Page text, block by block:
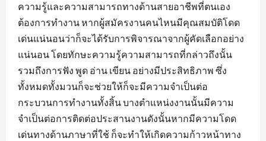
ความรู้และความสามารถทางด้านสายอาชีพที่ตนเอง
ต้องการทำงาน หากผู้สมัครงานคนไหนมีคุณสมบัติโดด
เด่นแน่นอนว่าก็จะได้รับการพิจารณาจากผู้คัดเลือกอย่าง
แน่นอน โดยทักษะความรู้ความสามารถที่กล่าวถึงนั้น
รวมถึงการฟัง พูด อ่าน เขียน อย่างมีประสิทธิภาพ ซึ่ง
ทั้งหมดทั้งมวนก็จะช่วยให้ก็จะมีความจำเป็นต่อ
กระบวนการทำงานทั้งสิ้น บางตำแหน่งงานนั้นมีความ
จำเป็นต่อการติดต่อประสานงานดังนั้นหากมีความโดด
เด่นทางด้านภาษาที่ใช้ ก็จะทำให้เกิดความก้าวหน้าทาง